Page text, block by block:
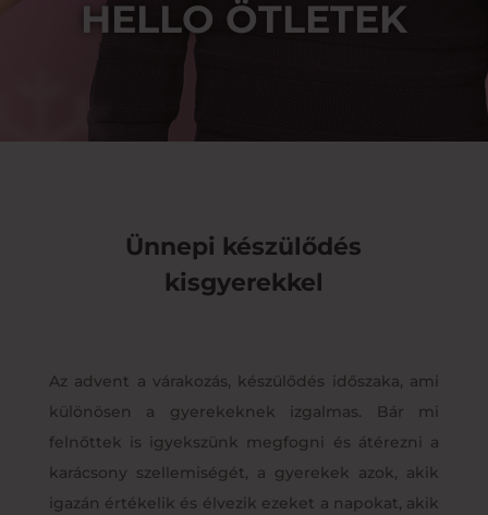
HELLO ÖTLETEK
Ünnepi készülődés
kisgyerekkel
Az advent a várakozás, készülődés időszaka, ami
különösen a gyerekeknek izgalmas. Bár mi
felnőttek is igyekszünk megfogni és átérezni a
karácsony szellemiségét, a gyerekek azok, akik
igazán értékelik és élvezik ezeket a napokat, akik